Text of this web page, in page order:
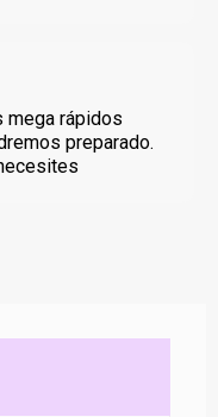
rápidos
preparado.